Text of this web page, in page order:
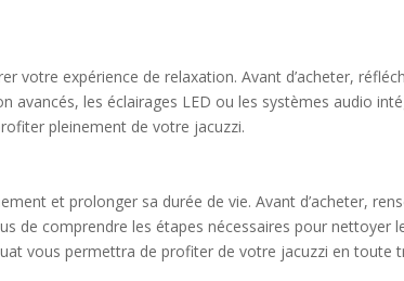
expérience de relaxation. Avant d’acheter,
les éclairages LED ou les systèmes audio
pleinement de votre jacuzzi.
et prolonger sa durée de vie. Avant d’acheter,
de comprendre les étapes nécessaires pour nettoyer
vous permettra de profiter de votre jacuzzi en toute